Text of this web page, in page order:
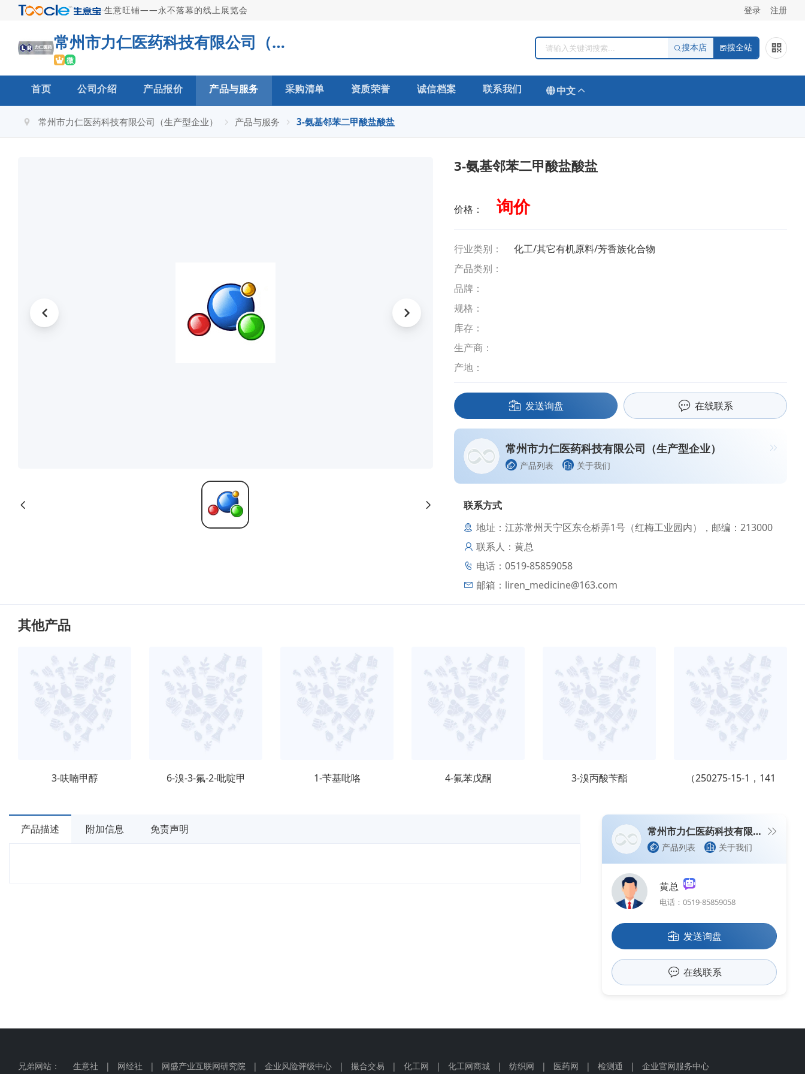
·生意旺铺——永不落幕的线上展览会 登录 注册
常州市力仁医药科技有限公司（生产型企业）
微
搜本店 搜全站
首页 公司介绍 产品报价 产品与服务 采购清单 资质荣誉 诚信档案 联系我们 中文
常州市力仁医药科技有限公司（生产型企业） 产品与服务 3-氨基邻苯二甲酸盐酸盐
3-氨基邻苯二甲酸盐酸盐
价格： 询价
行业类别：
化工/其它有机原料/芳香族化合物
产品类别：
品牌：
规格：
库存：
生产商：
产地：
发送询盘 在线联系
常州市力仁医药科技有限公司（生产型企业）
产品列表 关于我们
联系方式
地址：江苏常州天宁区东仓桥弄1号（红梅工业园内），邮编：213000
联系人：黄总
电话：0519-85859058
邮箱： liren_medicine@163.com
其他产品
3-呋喃甲醇 6-溴-3-氟-2-吡啶甲 1-苄基吡咯 4-氟苯戊酮 3-溴丙酸苄酯 （250275-15-1，141
产品描述 附加信息 免责声明 常州市力仁医药科技有限公司（生产型企业）
产品列表 关于我们
黄总
电话：0519-85859058
发送询盘
在线联系
兄弟网站： 生意社 | 网经社 | 网盛产业互联网研究院 | 企业风险评级中心 | 撮合交易 | 化工网 | 化工网商城 | 纺织网 | 医药网 | 检测通 | 企业官网服务中心